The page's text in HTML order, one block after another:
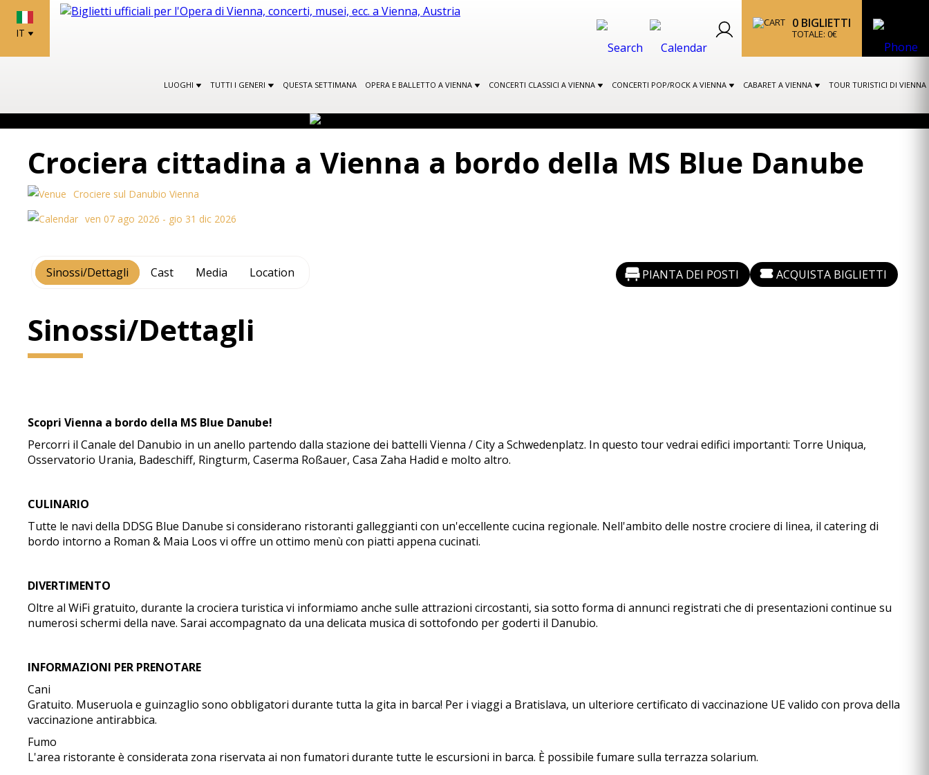
IT
0 BIGLIETTI
TOTALE: 0€
LUOGHI TUTTI I GENERI QUESTA SETTIMANA OPERA E BALLETTO A VIENNA CONCERTI CLASSICI A VIENNA CONCERTI POP/ROCK A VIENNA CABARET A VIENNA TOUR TURISTICI DI VIENNA
Crociera cittadina a Vienna a bordo della MS Blue Danube
Crociere sul Danubio Vienna
ven 07 ago 2026 - gio 31 dic 2026
Sinossi/Dettagli Cast Media Location PIANTA DEI POSTI ACQUISTA BIGLIETTI
Sinossi/Dettagli
Scopri Vienna a bordo della MS Blue Danube!
Percorri il Canale del Danubio in un anello partendo dalla stazione dei battelli Vienna / City a Schwedenplatz. In questo tour vedrai edifici importanti: Torre Uniqua,
Osservatorio Urania, Badeschiff, Ringturm, Caserma Roßauer, Casa Zaha Hadid e molto altro.
CULINARIO
Tutte le navi della DDSG Blue Danube si considerano ristoranti galleggianti con un'eccellente cucina regionale. Nell'ambito delle nostre crociere di linea, il catering di
bordo intorno a Roman & Maia Loos vi offre un ottimo menù con piatti appena cucinati.
DIVERTIMENTO
Oltre al WiFi gratuito, durante la crociera turistica vi informiamo anche sulle attrazioni circostanti, sia sotto forma di annunci registrati che di presentazioni continue su
numerosi schermi della nave. Sarai accompagnato da una delicata musica di sottofondo per goderti il Danubio.
INFORMAZIONI PER PRENOTARE
Cani
Gratuito. Museruola e guinzaglio sono obbligatori durante tutta la gita in barca! Per i viaggi a Bratislava, un ulteriore certificato di vaccinazione UE valido con prova della
vaccinazione antirabbica.
Fumo
L'area ristorante è considerata zona riservata ai non fumatori durante tutte le escursioni in barca. È possibile fumare sulla terrazza solarium.